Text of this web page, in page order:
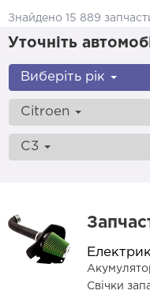
Знайдено 15 889
Уточніть
Виберіть рік
Citroen
C3
Свічки